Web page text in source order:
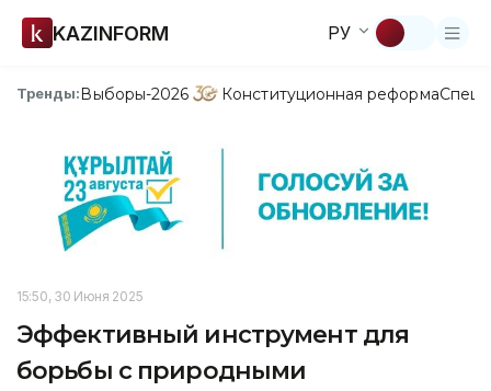
KAZINFORM РУ
Тренды:Выборы-2026 Конституционная реформа
15:50, 30 Июня 2025
Эффективный инструмент для
борьбы с природными